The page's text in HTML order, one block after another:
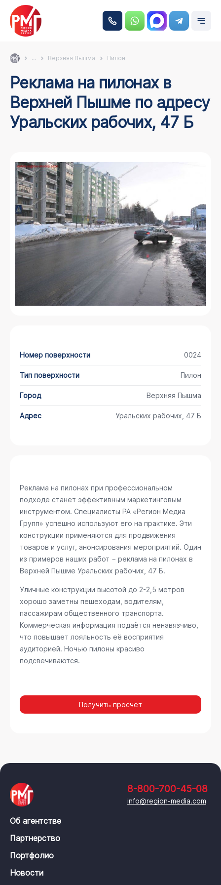
... Верхняя Пышма Пилон
Реклама на пилонах в
Верхней Пышме по адресу
Уральских рабочих, 47 Б
Номер поверхности 0024
Тип поверхности Пилон
Город Верхняя Пышма
Адрес Уральских рабочих, 47 Б
Реклама на пилонах при профессиональном
подходе станет эффективным маркетинговым
инструментом. Специалисты РА «Регион Медиа
Групп» успешно используют его на практике. Эти
конструкции применяются для продвижения
товаров и услуг, анонсирования мероприятий. Один
из примеров наших работ − реклама на пилонах в
Верхней Пышме Уральских рабочих, 47 Б.
Уличные конструкции высотой до 2-2,5 метров
хорошо заметны пешеходам, водителям,
пассажирам общественного транспорта.
Коммерческая информация подаётся ненавязчиво,
что повышает лояльность её восприятия
аудиторией. Ночью пилоны красиво
подсвечиваются.
Получить просчёт
8-800-700-45-08
info@region-media.com
Об агентстве
Партнерство
Портфолио
Новости